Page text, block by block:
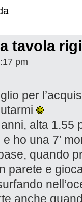
tavola
pm
per
alta 1.55
ho una 7’
quando
e
anche